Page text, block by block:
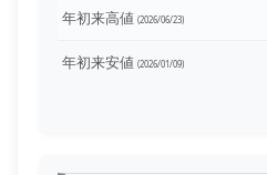
年初来高値 (2026/06/23)
年初来安値 (2026/01/09)